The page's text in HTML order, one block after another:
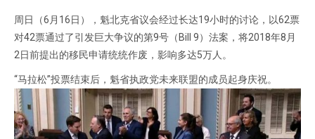
周日（6月16日），魁北克省议会经过长达19小时的讨论，以62票
对42票通过了引发巨大争议的第9号（Bill 9）法案，将2018年8月
2日前提出的移民申请统统作废，影响多达5万人。
“马拉松”投票结束后，魁省执政党未来联盟的成员起身庆祝。